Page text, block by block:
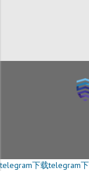
telegram下载telegram